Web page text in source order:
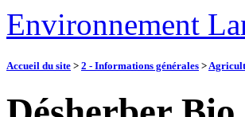
Environnement
Accueil du site > 2 - Informations générales >